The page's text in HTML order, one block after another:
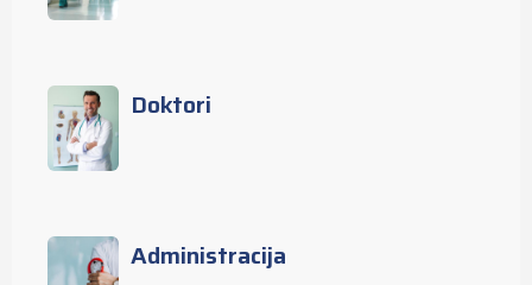
Doktori
Administracija